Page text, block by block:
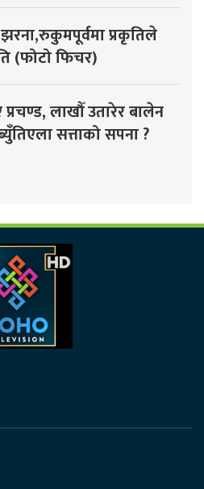
प्रकृतिले
(फोटो फिचर)
लाखौँ उतारेर बालेन
सत्ताको सपना ?